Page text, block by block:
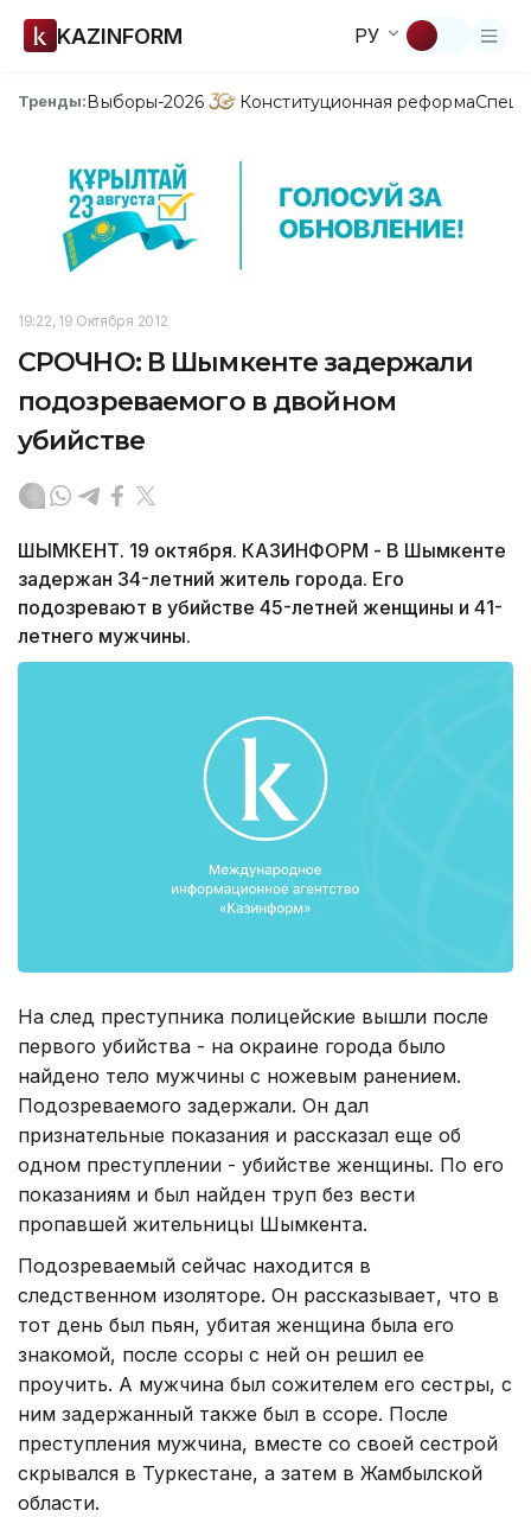
KAZINFORM РУ
Тренды:Выборы-2026 Конституционная реформа
19:22, 19 Октября 2012
СРОЧНО: В Шымкенте задержали
подозреваемого в двойном
убийстве
ШЫМКЕНТ. 19 октября. КАЗИНФОРМ - В Шымкенте
задержан 34-летний житель города. Его
подозревают в убийстве 45-летней женщины и 41-
летнего мужчины.
На след преступника полицейские вышли после
первого убийства - на окраине города было
найдено тело мужчины с ножевым ранением.
Подозреваемого задержали. Он дал
признательные показания и рассказал еще об
одном преступлении - убийстве женщины. По его
показаниям и был найден труп без вести
пропавшей жительницы Шымкента.
Подозреваемый сейчас находится в
следственном изоляторе. Он рассказывает, что в
тот день был пьян, убитая женщина была его
знакомой, после ссоры с ней он решил ее
проучить. А мужчина был сожителем его сестры, с
ним задержанный также был в ссоре. После
преступления мужчина, вместе со своей сестрой
скрывался в Туркестане, а затем в Жамбылской
области.